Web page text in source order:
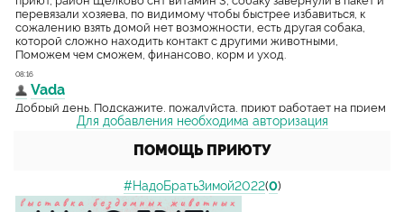
Для добавления необходима авторизация
ПОМОЩЬ ПРИЮТУ
#НадоБратьЗимой2022(0)